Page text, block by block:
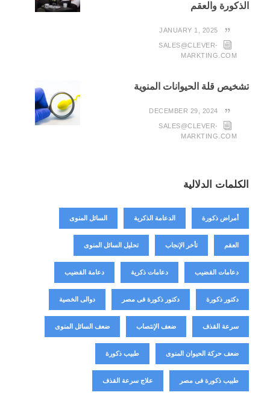
الذكورة والعقم
JANUARY 1, 2025
SALES@CLEVER-
MARKTING.COM
تشخيص قلة الحيوانات المنوية
DECEMBER 29, 2024
SALES@CLEVER-
MARKTING.COM
الكلمات الدلالية
أمراض ذكورة الدعامة الذكرية السائل المنوى
العقم تأخر الإنجاب تحليل السائل المنوى
دعامات القضيب دعامات ذكرية دعامة القضيب
دكتور ذكورة دكتور ذكورة فى مصر دوالى الخصية
سرعة القذف ضعف الإنتصاب ضعف السائل المنوى
ضعف حركة الحيوان المنوى طبيب ذكورة
طبيب ذكورة فى مصر علاج سرعة القذف